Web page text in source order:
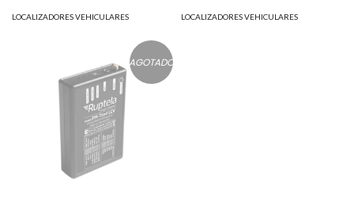
LOCALIZADORES VEHICULARES LOCALIZADORES VEHICULARES
AGOTADO